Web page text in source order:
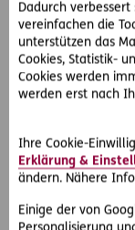
Dadurch verbessert
vereinfachen die
unterstützen das
Cookies, Statistik-
Cookies werden
werden erst nach
Ihre Cookie-
Erklärung &
ändern. Nähere
Einige der von
Internet-
Gut, dass Frau M.
umfassend
welcher unter
von
kann.
im D.A.S. Start-